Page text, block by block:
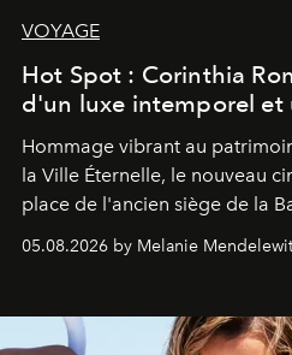
VOYAGE
Hot Spot : Corinthia
d'un luxe intemporel et
Hommage vibrant au
la Ville Éternelle, le nouveau
place de l'ancien siège de la
de vivre Romain dans toute
05.08.2026 by Melanie